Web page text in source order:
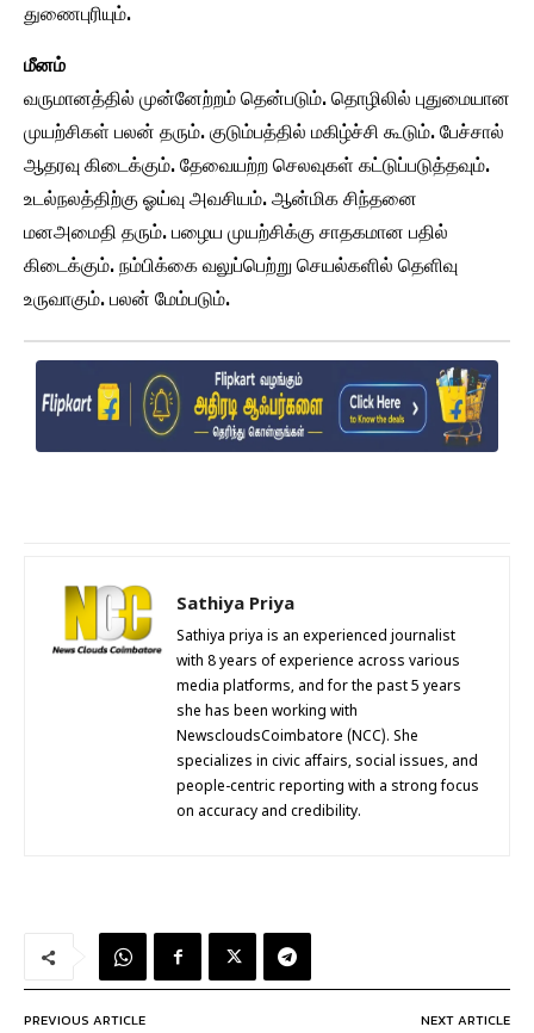
துணைபுரியும்.
மீனம்
வருமானத்தில் முன்னேற்றம் தென்படும். தொழிலில் புதுமையான
முயற்சிகள் பலன் தரும். குடும்பத்தில் மகிழ்ச்சி கூடும். பேச்சால்
ஆதரவு கிடைக்கும். தேவையற்ற செலவுகள் கட்டுப்படுத்தவும்.
உடல்நலத்திற்கு ஓய்வு அவசியம். ஆன்மிக சிந்தனை
மனஅமைதி தரும். பழைய முயற்சிக்கு சாதகமான பதில்
கிடைக்கும். நம்பிக்கை வலுப்பெற்று செயல்களில் தெளிவு
உருவாகும். பலன் மேம்படும்.
Sathiya Priya
Sathiya priya is an experienced journalist
with 8 years of experience across various
media platforms, and for the past 5 years
she has been working with
NewscloudsCoimbatore (NCC). She
specializes in civic affairs, social issues, and
people-centric reporting with a strong focus
on accuracy and credibility.
PREVIOUS ARTICLE NEXT ARTICLE